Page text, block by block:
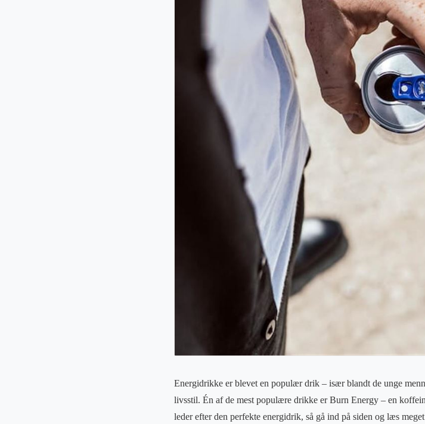
Energidrikke er blevet en populær drik – især blandt de unge
livsstil. Én af de mest populære drikke er Burn Energy – en
leder efter den perfekte energidrik, så gå ind på siden og læs